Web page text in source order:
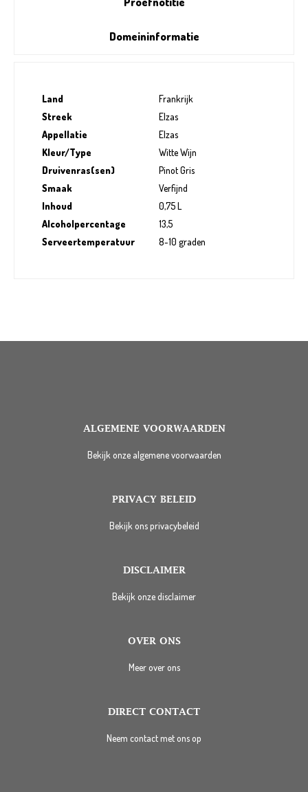
Domeininformatie
Land
Frankrijk
Streek
Elzas
Appellatie
Elzas
Kleur/Type
Witte Wijn
Druivenras(sen)
Pinot Gris
Smaak
Verfijnd
Inhoud
0,75 L
Alcoholpercentage
13,5
Serveertemperatuur
8-10 graden
ALGEMENE VOORWAARDEN
Bekijk onze algemene voorwaarden
PRIVACY BELEID
Bekijk ons privacybeleid
DISCLAIMER
Bekijk onze disclaimer
OVER ONS
Meer over ons
DIRECT CONTACT
Neem contact met ons op